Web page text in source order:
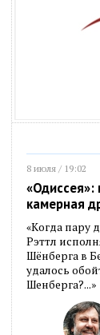
8 июля / 19:02
камерная
«Когда пару
Рэттл
Шёнберга в
удалось
Шенберга?...»